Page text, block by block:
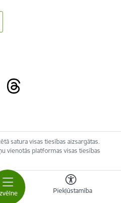
Piekļūstamība
satura visas tiesības aizsargātas.
vienotās platformas visas tiesības